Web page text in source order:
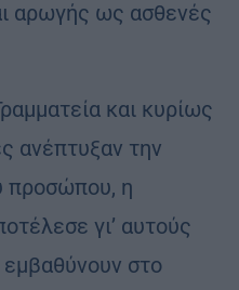
αρωγής ως ασθενές
και κυρίως
ανέπτυξαν την
προσώπου, η
γι’ αυτούς
στο